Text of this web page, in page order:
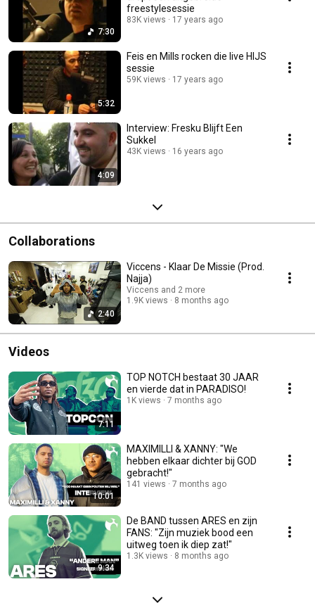
7:30
freestylesessie
83K views 17 years ago
5:32
Feis en Mills rocken die live HIJS
sessie
59K views 17 years ago
4:09
Interview: Fresku Blijft Een
Sukkel
43K views 16 years ago
Collaborations
2:40
Viccens - Klaar De Missie (Prod.
Najja)
Viccens and 2 more
1.9K views
8 months ago
Videos
7:11
TOP NOTCH bestaat 30 JAAR
en vierde dat in PARADISO!
1K views 7 months ago
10:01
MAXIMILLI & XANNY: "We
hebben elkaar dichter bij GOD
gebracht!"
141 views 7 months ago
9:34
De BAND tussen ARES en zijn
FANS: "Zijn muziek bood een
uitweg toen ik diep zat!"
1.3K views 8 months ago